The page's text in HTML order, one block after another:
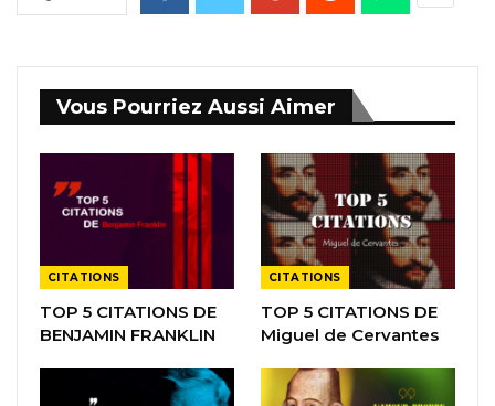
Vous Pourriez Aussi Aimer
CITATIONS
TOP 5 CITATIONS DE
BENJAMIN FRANKLIN
CITATIONS
TOP 5 CITATIONS DE
Miguel de Cervantes